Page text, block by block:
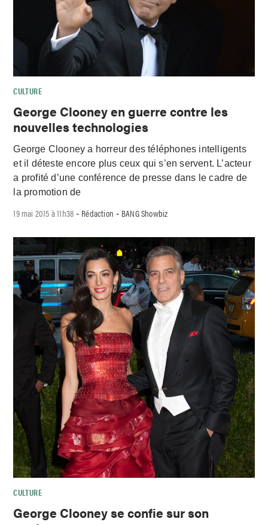
CULTURE
George Clooney en guerre contre les
nouvelles technologies
George Clooney a horreur des téléphones intelligents
et il déteste encore plus ceux qui s’en servent. L’acteur
a profité d’une conférence de presse dans le cadre de
la promotion de
19 mai 2015 à 11h38 - Rédaction - BANG Showbiz
CULTURE
George Clooney se confie sur son